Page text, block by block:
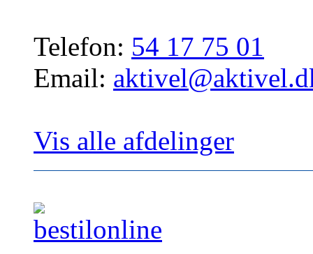
Telefon: 54 17 75 01
Email:
Vis alle afdelinger